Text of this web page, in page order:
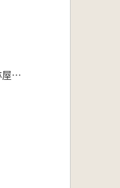
今谷明著・児玉幸多, 林屋辰三郎, 永原慶二編